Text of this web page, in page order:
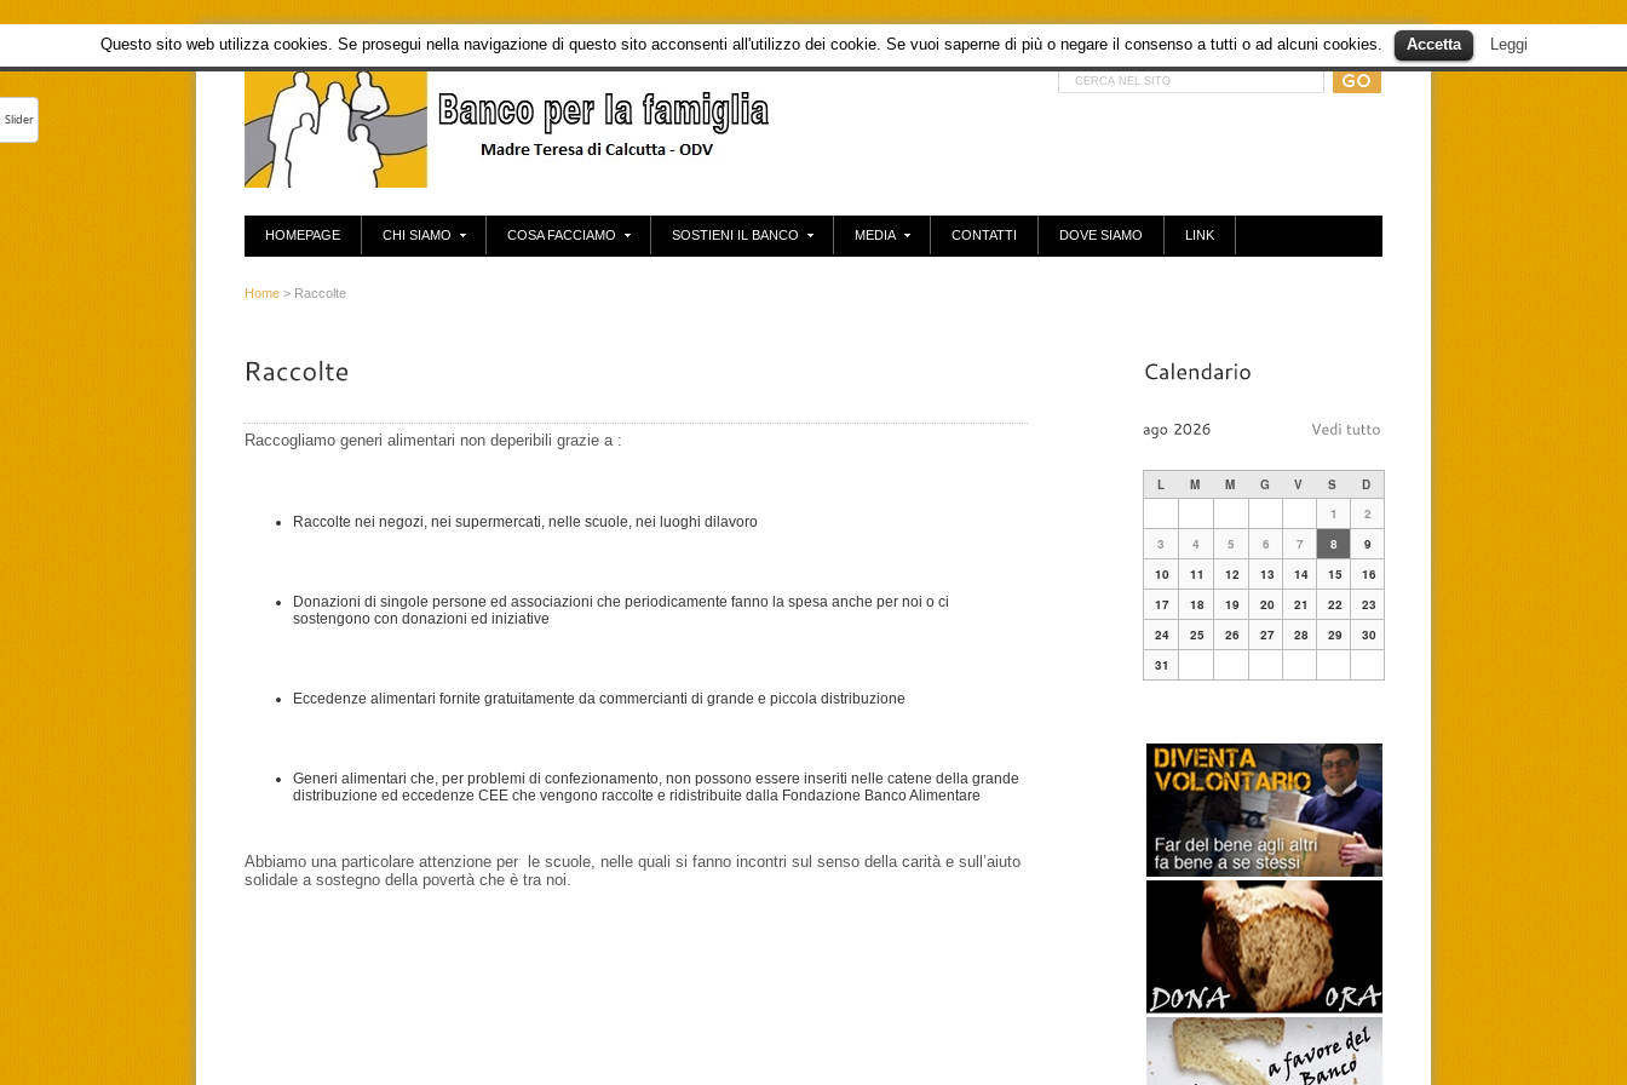
Questo sito web utilizza cookies. Se prosegui nella navigazione di questo sito acconsenti all'utilizzo dei cookie. Se vuoi saperne di più o negare il consenso a tutti o ad alcuni cookies. Accetta Leggi
HOMEPAGE CHI SIAMO COSA FACCIAMO SOSTIENI IL BANCO MEDIA CONTATTI DOVE SIAMO LINK
Home > Raccolte
Raccogliamo generi alimentari non deperibili grazie a :
Raccolte nei negozi, nei supermercati, nelle scuole, nei luoghi dilavoro
Donazioni di singole persone ed associazioni che periodicamente fanno la spesa anche per noi o ci
sostengono con donazioni ed iniziative
Eccedenze alimentari fornite gratuitamente da commercianti di grande e piccola distribuzione
Generi alimentari che, per problemi di confezionamento, non possono essere inseriti nelle catene della grande
distribuzione ed eccedenze CEE che vengono raccolte e ridistribuite dalla Fondazione Banco Alimentare
Abbiamo una particolare attenzione per le scuole, nelle quali si fanno incontri sul senso della carità e sull’aiuto
solidale a sostegno della povertà che è tra noi.
L M M G V S
D
1
2
3
4 5 6 7 8
9
10
11 12 13 14 15
16
17
18 19 20 21 22
23
24
25 26 27 28 29
30
31
Slider